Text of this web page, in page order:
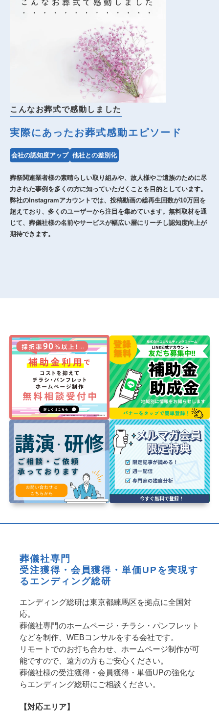
こんなお葬式で感動しました
実際にあったお葬式感動エピソード
会社の認知度アップ 他社との差別化
葬祭関連業者様の素晴らしい取り組みや、故人様やご遺族のために尽
力された事例を多くの方に知っていただくことを目的としています。
弊社のInstagramアカウントでは、投稿動画の総再生回数が10万回を
超えており、多くのユーザーから注目を集めています。無料取材を通
じて、葬儀社様の名前やサービスが幅広い層にリーチし認知度向上が
期待できます。
葬儀社専門
受注獲得・会員獲得・単価UPを実現す
るエンディング総研
エンディング総研は東京都練馬区を拠点に全国対
応。
葬儀社専門のホームページ・チラシ・パンフレット
などを制作、WEBコンサルをする会社です。
リモートでのお打ち合わせ、ホームページ制作が可
能ですので、遠方の方もご安心ください。
葬儀社様の受注獲得・会員獲得・単価UPの強化な
らエンディング総研にご相談ください。
【対応エリア】